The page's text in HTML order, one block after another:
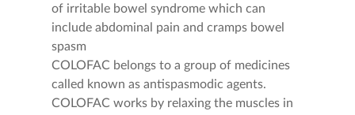
of irritable bowel syndrome which can
include abdominal pain and cramps bowel
spasm
COLOFAC belongs to a group of medicines
called known as antispasmodic agents.
COLOFAC works by relaxing the muscles in